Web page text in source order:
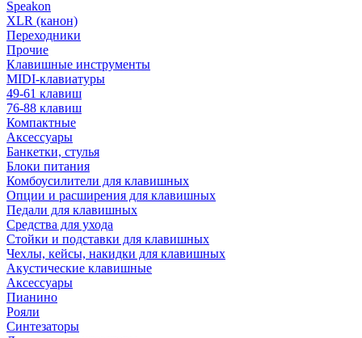
Speakon
XLR (канон)
Переходники
Прочие
Клавишные инструменты
MIDI-клавиатуры
49-61 клавиш
76-88 клавиш
Компактные
Аксессуары
Банкетки, стулья
Блоки питания
Комбоусилители для клавишных
Опции и расширения для клавишных
Педали для клавишных
Средства для ухода
Стойки и подставки для клавишных
Чехлы, кейсы, накидки для клавишных
Акустические клавишные
Аксессуары
Пианино
Рояли
Синтезаторы